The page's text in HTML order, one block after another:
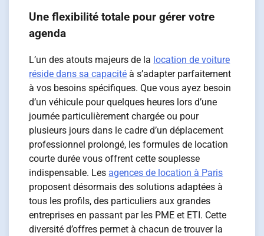
Une flexibilité totale pour gérer votre
agenda
L’un des atouts majeurs de la location de voiture
réside dans sa capacité à s’adapter parfaitement
à vos besoins spécifiques. Que vous ayez besoin
d’un véhicule pour quelques heures lors d’une
journée particulièrement chargée ou pour
plusieurs jours dans le cadre d’un déplacement
professionnel prolongé, les formules de location
courte durée vous offrent cette souplesse
indispensable. Les agences de location à Paris
proposent désormais des solutions adaptées à
tous les profils, des particuliers aux grandes
entreprises en passant par les PME et ETI. Cette
diversité d’offres permet à chacun de trouver la